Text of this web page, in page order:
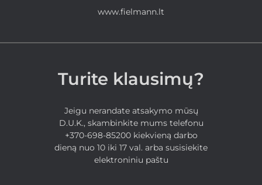
www.fielmann.lt
Turite klausimų?
Jeigu nerandate atsakymo mūsų
D.U.K., skambinkite mums telefonu
+370-698-85200 kiekvieną darbo
dieną nuo 10 iki 17 val. arba susisiekite
elektroniniu paštu